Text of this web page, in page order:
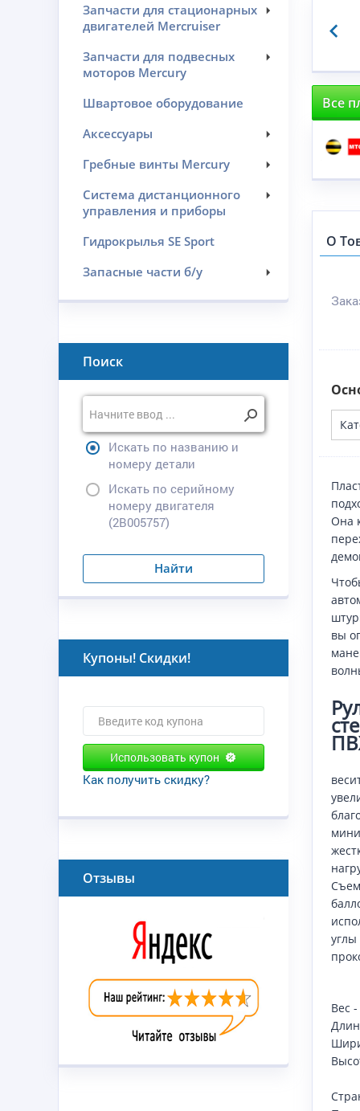
Запчасти для стационарных
двигателей Mercruiser
Запчасти для подвесных
моторов Mercury
Швартовое оборудование
Аксессуары
Гребные винты Mercury
Система дистанционного
управления и приборы
Гидрокрылья SE Sport
Запасные части б/у
Поиск
Искать по названию и
номеру детали
Искать по серийному
номеру двигателя
(2B005757)
Найти
Купоны! Скидки!
Использовать купон
Как получить скидку?
Отзывы
Все
О
Она
вы
Вес -